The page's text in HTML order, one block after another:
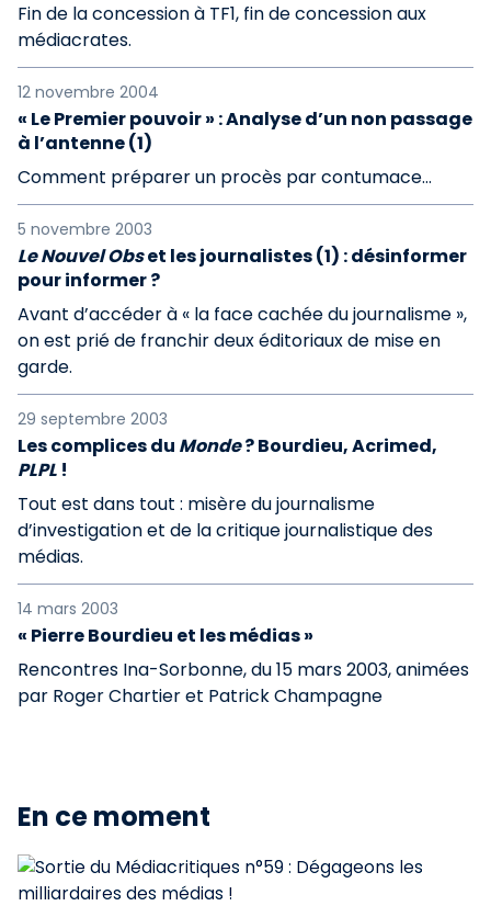
Fin de la concession à TF1, fin de concession aux
médiacrates.
12 novembre 2004
« Le Premier pouvoir » : Analyse d’un non passage
à l’antenne (1)
Comment préparer un procès par contumace...
5 novembre 2003
Le Nouvel Obset les journalistes (1) : désinformer
pour informer ?
Avant d’accéder à « la face cachée du journalisme »,
on est prié de franchir deux éditoriaux de mise en
garde.
29 septembre 2003
Les complices du Monde? Bourdieu, Acrimed,
PLPL !
Tout est dans tout : misère du journalisme
d’investigation et de la critique journalistique des
médias.
14 mars 2003
« Pierre Bourdieu et les médias »
Rencontres Ina-Sorbonne, du 15 mars 2003, animées
par Roger Chartier et Patrick Champagne
En ce moment